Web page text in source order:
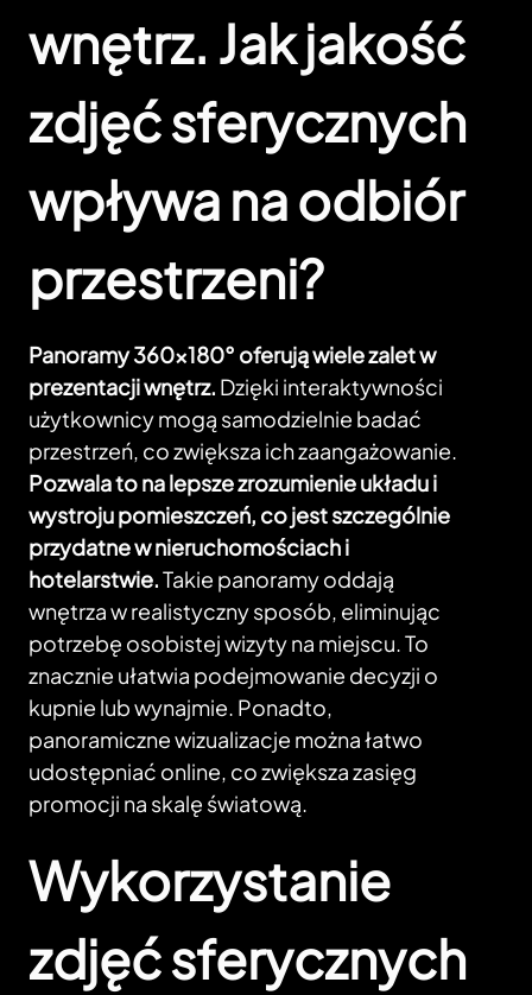
wnętrz. Jak jakość
zdjęć sferycznych
wpływa na odbiór
przestrzeni?
Panoramy 360×180° oferują wiele zalet w
prezentacji wnętrz. Dzięki interaktywności
użytkownicy mogą samodzielnie badać
przestrzeń, co zwiększa ich zaangażowanie.
Pozwala to na lepsze zrozumienie układu i
wystroju pomieszczeń, co jest szczególnie
przydatne w nieruchomościach i
hotelarstwie.Takie panoramy oddają
wnętrza w realistyczny sposób, eliminując
potrzebę osobistej wizyty na miejscu. To
znacznie ułatwia podejmowanie decyzji o
kupnie lub wynajmie. Ponadto,
panoramiczne wizualizacje można łatwo
udostępniać online, co zwiększa zasięg
promocji na skalę światową.
Wykorzystanie
zdjęć sferycznych